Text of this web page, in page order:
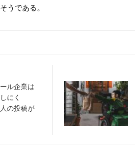
うである。
ル企業は
にく
の投稿が